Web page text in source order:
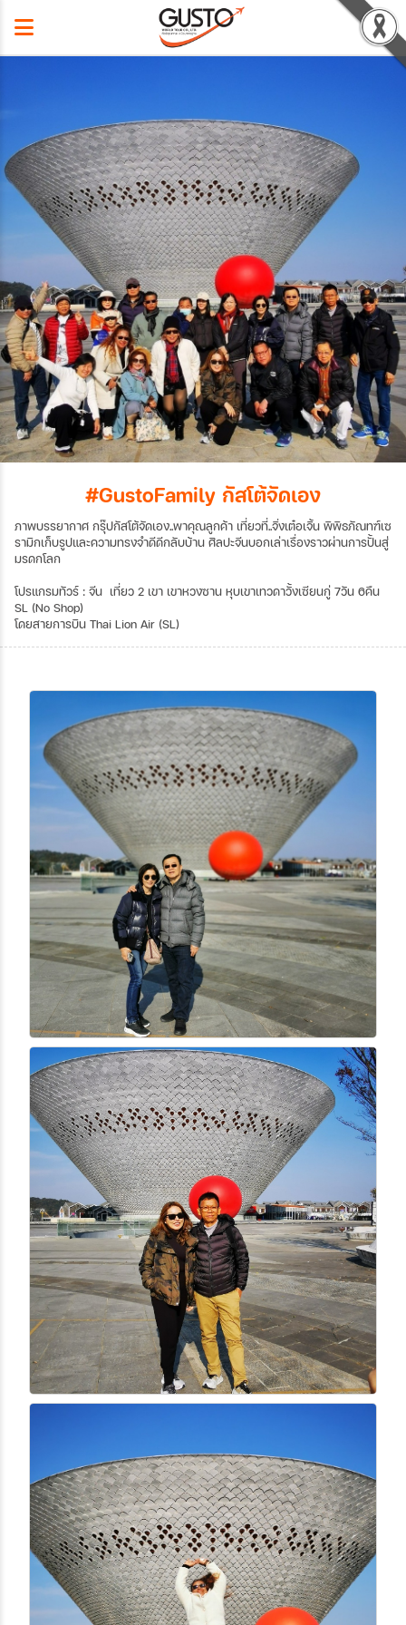
#GustoFamily กัสโต้จัดเอง
ภาพบรรยากาศ กรุ๊ปกัสโต้จัดเอง..พาคุณลูกค้า เที่ยวที่..จิ่งเต๋อเจิ้น พิพิธภัณทฑ์เซ
รามิกเก็บรูปและความทรงจำดีดีกลับบ้าน ศิลปะจีนบอกเล่าเรื่องราวผ่านการปั้นสู่
มรดกโลก
โปรแกรมทัวร์ : จีน เที่ยว 2 เขา เขาหวงซาน หุบเขาเทวดาวั้งเซียนกู่ 7วัน 6คืน
SL (No Shop)
โดยสายการบิน Thai Lion Air (SL)